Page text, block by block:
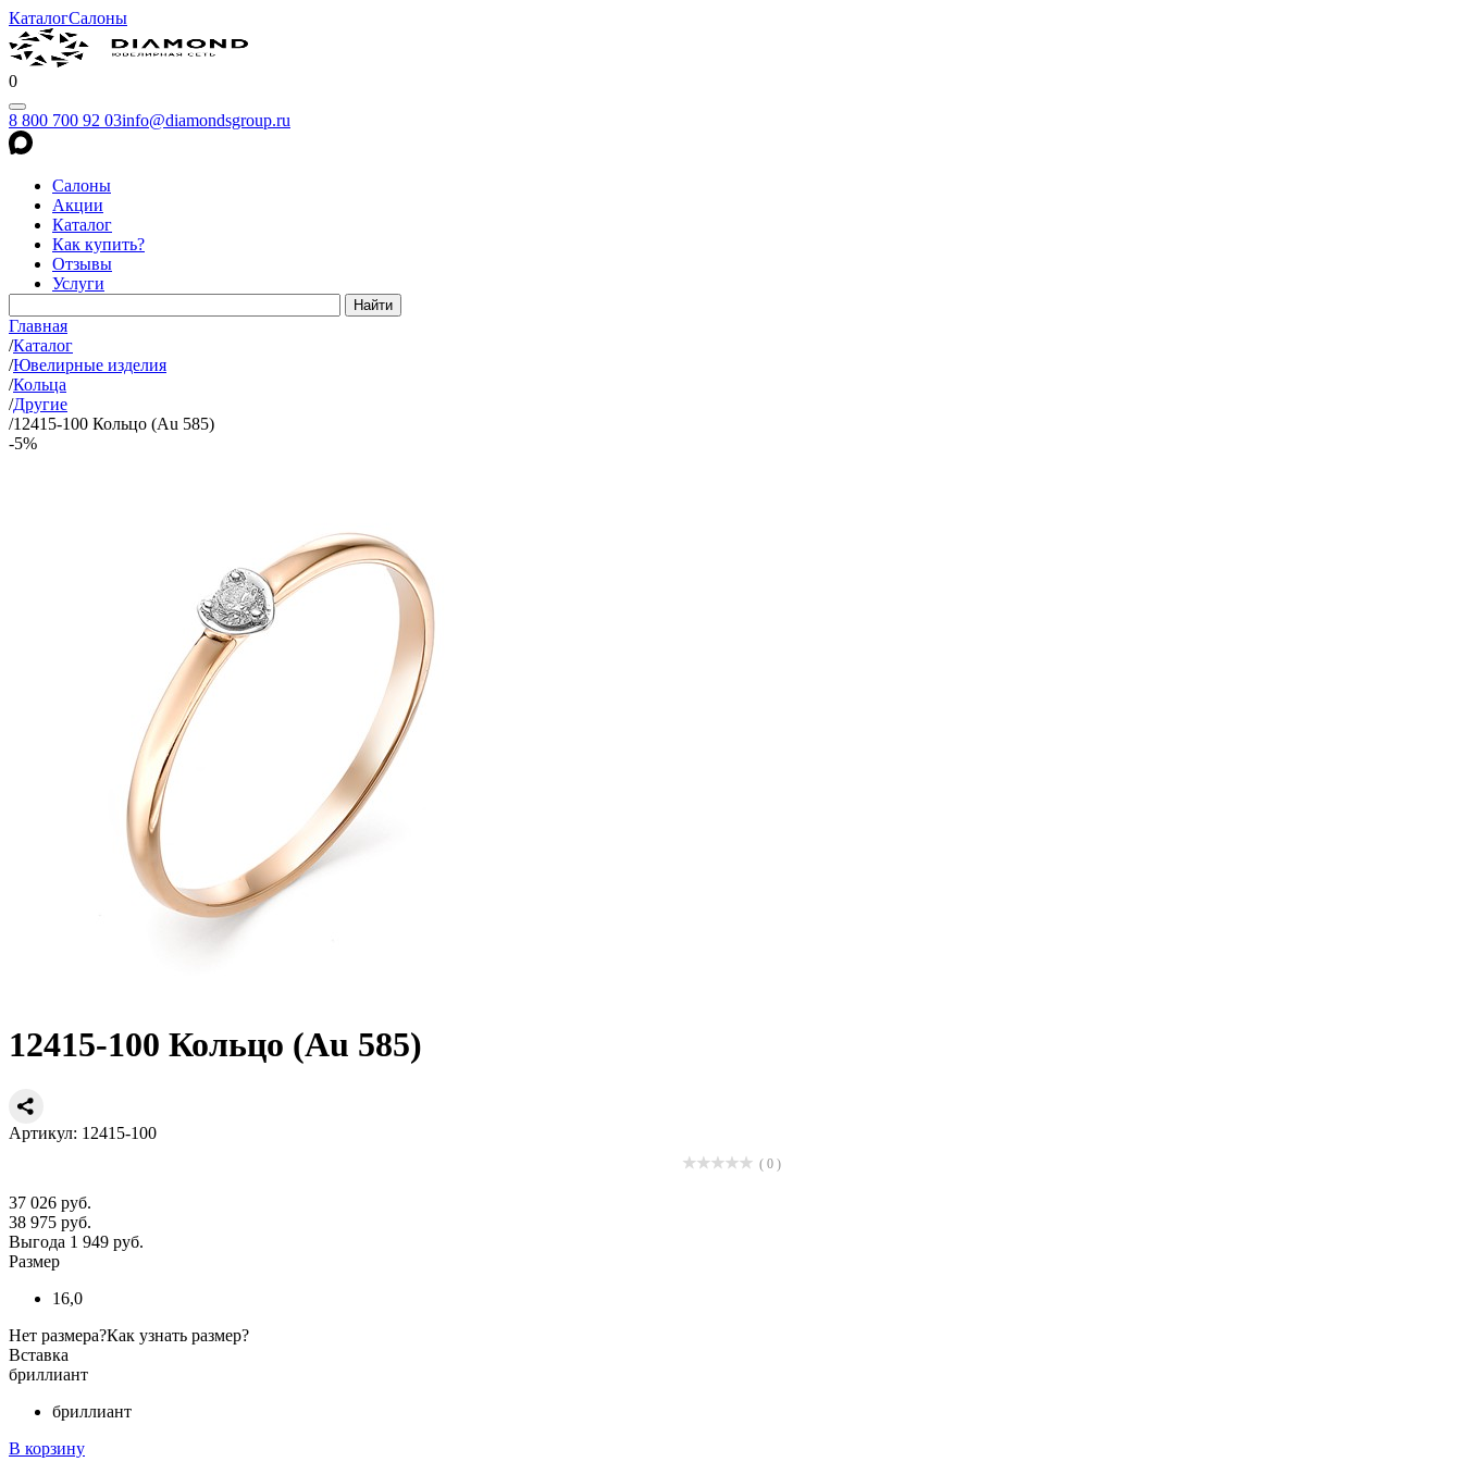
КаталогСалоны
0
8 800 700 92 03info@diamondsgroup.ru
Салоны
Акции
Каталог
Как купить?
Отзывы
Услуги
Главная
/Каталог
/Ювелирные изделия
/Кольца
/Другие
/12415-100 Кольцо (Au 585)
-5%
12415-100 Кольцо (Au 585)
Артикул: 12415-100
( 0 )
37 026 руб.
38 975 руб.
Выгода 1 949 руб.
Размер
16,0
Нет размера?Как узнать размер?
Вставка
бриллиант
бриллиант
В корзину